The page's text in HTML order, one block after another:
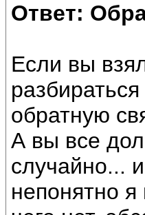
Ответ:
Если вы
обратную
А вы все
случайно...
непонятно